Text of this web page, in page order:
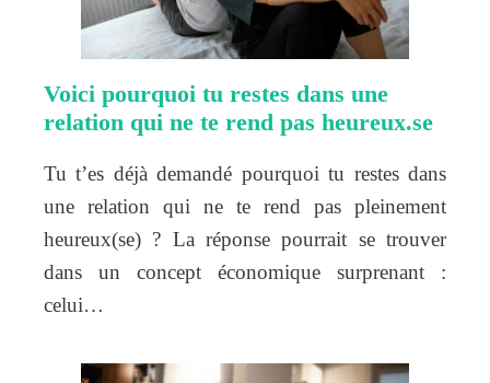
Voici pourquoi tu restes dans une
relation qui ne te rend pas heureux.se
Tu t’es déjà demandé pourquoi tu restes dans
une relation qui ne te rend pas pleinement
heureux(se) ? La réponse pourrait se trouver
dans un concept économique surprenant :
celui…